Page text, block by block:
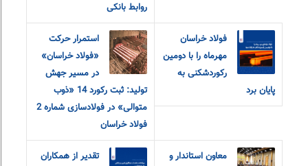
روابط بانکی
فولاد خراسان
مهرماه را با دومین
رکوردشکنی به
پایان برد
استمرار حرکت
«فولاد خراسان»
در مسیر جهش
تولید: ثبت رکورد 14 «ذوب
متوالی» در فولادسازی شماره 2
فولاد خراسان
معاون استاندار و
تقدیر از همکاران